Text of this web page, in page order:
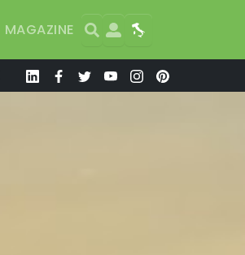
MAGAZINE Search
User Map